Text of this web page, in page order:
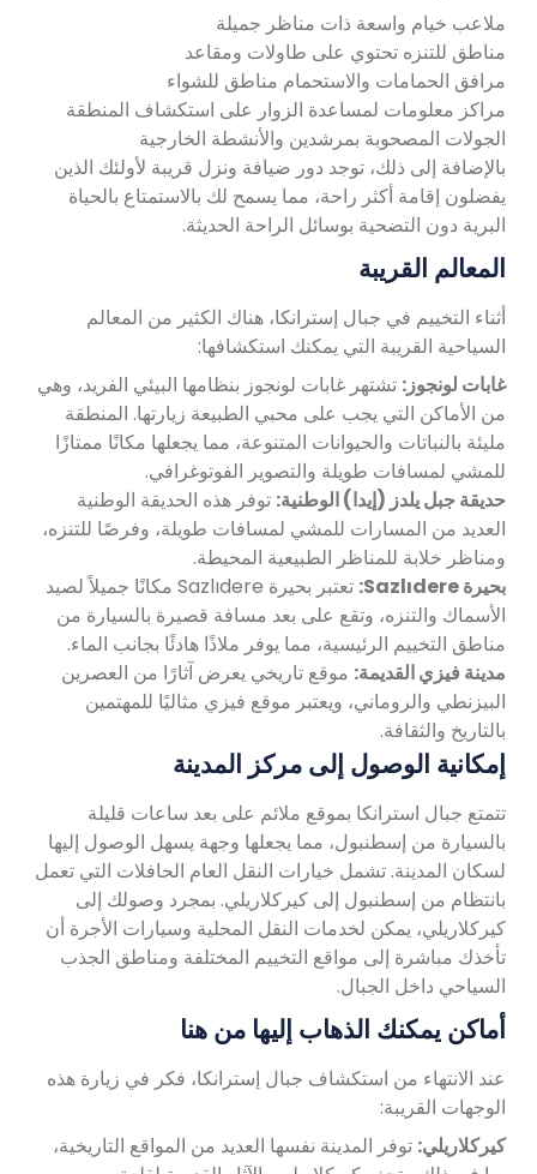
ملاعب خيام واسعة ذات مناظر جميلة
مناطق للتنزه تحتوي على طاولات ومقاعد
مرافق الحمامات والاستحمام مناطق للشواء
مراكز معلومات لمساعدة الزوار على استكشاف المنطقة
الجولات المصحوبة بمرشدين والأنشطة الخارجية
بالإضافة إلى ذلك، توجد دور ضيافة ونزل قريبة لأولئك الذين
يفضلون إقامة أكثر راحة، مما يسمح لك بالاستمتاع بالحياة
البرية دون التضحية بوسائل الراحة الحديثة.
المعالم القريبة
أثناء التخييم في جبال إسترانكا، هناك الكثير من المعالم
السياحية القريبة التي يمكنك استكشافها:
غابات لونجوز: تشتهر غابات لونجوز بنظامها البيئي الفريد، وهي
من الأماكن التي يجب على محبي الطبيعة زيارتها. المنطقة
مليئة بالنباتات والحيوانات المتنوعة، مما يجعلها مكانًا ممتازًا
للمشي لمسافات طويلة والتصوير الفوتوغرافي.
حديقة جبل يلدز (إيدا) الوطنية: توفر هذه الحديقة الوطنية
العديد من المسارات للمشي لمسافات طويلة، وفرصًا للتنزه،
ومناظر خلابة للمناظر الطبيعية المحيطة.
بحيرة Sazlıdere:
تعتبر بحيرة Sazlıdere مكانًا جميلاً لصيد
الأسماك والتنزه، وتقع على بعد مسافة قصيرة بالسيارة من
مناطق التخييم الرئيسية، مما يوفر ملاذًا هادئًا بجانب الماء.
مدينة فيزي القديمة: موقع تاريخي يعرض آثارًا من العصرين
البيزنطي والروماني، ويعتبر موقع فيزي مثاليًا للمهتمين
بالتاريخ والثقافة.
إمكانية الوصول إلى مركز المدينة
تتمتع جبال استرانكا بموقع ملائم على بعد ساعات قليلة
بالسيارة من إسطنبول، مما يجعلها وجهة يسهل الوصول إليها
لسكان المدينة. تشمل خيارات النقل العام الحافلات التي تعمل
بانتظام من إسطنبول إلى كيركلاريلي. بمجرد وصولك إلى
كيركلاريلي، يمكن لخدمات النقل المحلية وسيارات الأجرة أن
تأخذك مباشرة إلى مواقع التخييم المختلفة ومناطق الجذب
السياحي داخل الجبال.
أماكن يمكنك الذهاب إليها من هنا
عند الانتهاء من استكشاف جبال إسترانكا، فكر في زيارة هذه
الوجهات القريبة:
كيركلاريلي: توفر المدينة نفسها العديد من المواقع التاريخية،